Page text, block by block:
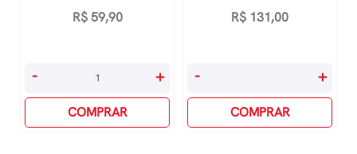
R$59,90
Companheiros
-
- +
COMPRAR
R$ 131,00
365
Dormir
- +
COMPRAR